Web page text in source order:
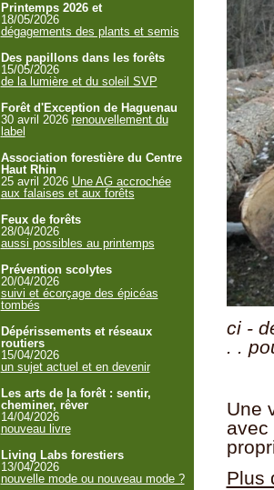
ci -
. .
Une
avec
Plus
Printemps 2026 et
18/05/2026
dégagements des plants et semis
Des papillons dans les forêts
15/05/2026
de la lumière et du soleil SVP
Forêt d'Exception de Haguenau
30 avril 2026 renouvellement du
label
Association forestière du Centre
Haut Rhin
25 avril 2026 Une AG accrochée
aux falaises et aux forêts
Feux de forêts
28/04/2026
aussi possibles au printemps
Prévention scolytes
20/04/2026
suivi et écorçage des épicéas
tombés
Dépérissements et réseaux
routiers
15/04/2026
un sujet actuel et en devenir
Les arts de la forêt : sentir,
cheminer, rêver
14/04/2026
nouveau livre
Living Labs forestiers
13/04/2026
nouvelle mode ou nouveau mode ?